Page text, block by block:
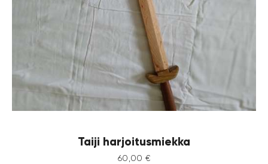
Taiji harjoitusmiekka
60 00 €